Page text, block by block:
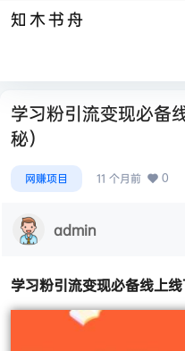
知木书舟
学习粉引流变现必备
秘）
网赚项目 11 个月前 0
admin
学习粉引流变现必备线上